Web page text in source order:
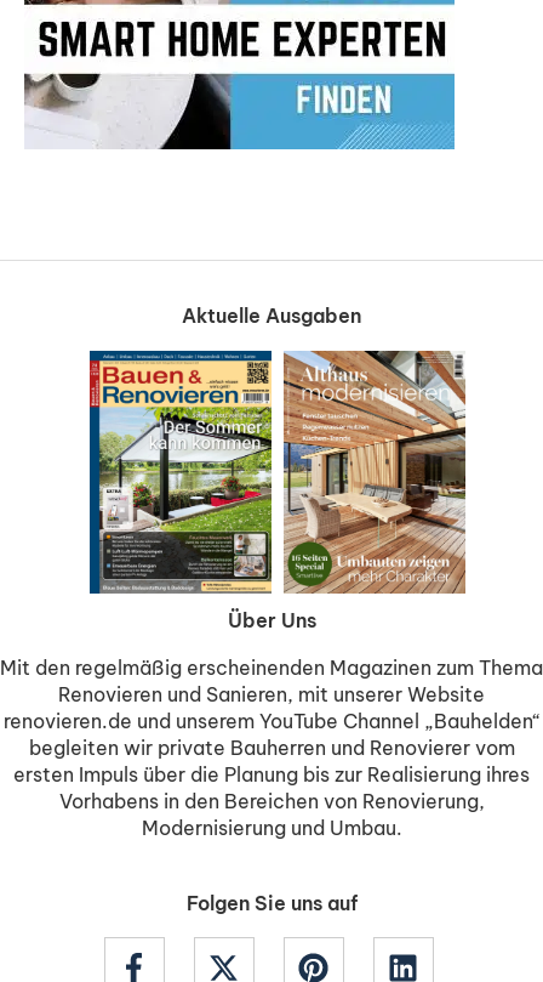
Aktuelle Ausgaben
Über Uns
Mit den regelmäßig erscheinenden Magazinen zum Thema
Renovieren und Sanieren, mit unserer Website
renovieren.de und unserem YouTube Channel „Bauhelden“
begleiten wir private Bauherren und Renovierer vom
ersten Impuls über die Planung bis zur Realisierung ihres
Vorhabens in den Bereichen von Renovierung,
Modernisierung und Umbau.
Folgen Sie uns auf